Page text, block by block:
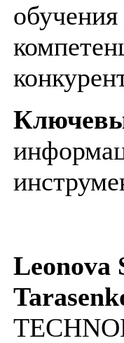
Leonova